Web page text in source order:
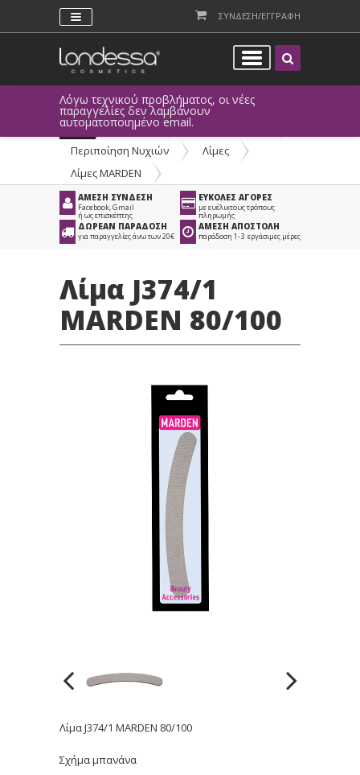
ΣΥΝΔΕΣΗ/ΕΓΓΡΑΦΗ
Λόγω τεχνικού προβλήματος, οι νέες
παραγγελίες δεν λαμβάνουν
αυτοματοποιημένο email.
Προϊόντα > Είδη Αισθητικής
Περιποίηση Νυχιών
> Λίμες
>
Λίμες MARDEN
ΑΜΕΣΗ ΣΥΝΔΕΣΗ
Facebook, Gmail
ή ως επισκέπτης
ΕΥΚΟΛΕΣ ΑΓΟΡΕΣ
με ευέλικτους τρόπους
πληρωμής
ΔΩΡΕΑΝ ΠΑΡΑΔΟΣΗ
για παραγγελίες άνω των 20€
ΑΜΕΣΗ ΑΠΟΣΤΟΛΗ
παράδοση 1-3 εργάσιμες μέρες
Λίμα J374/1
MARDEN 80/100
Λίμα J374/1 MARDEN 80/100
Σχήμα μπανάνα